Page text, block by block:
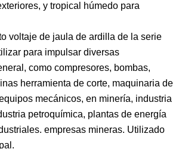
y tropical húmedo para
voltaje de jaula de ardilla de la serie
para impulsar diversas
como compresores, bombas,
herramienta de corte, maquinaria de
mecánicos, en minería, industria
petroquímica, plantas de energía
empresas mineras. Utilizado